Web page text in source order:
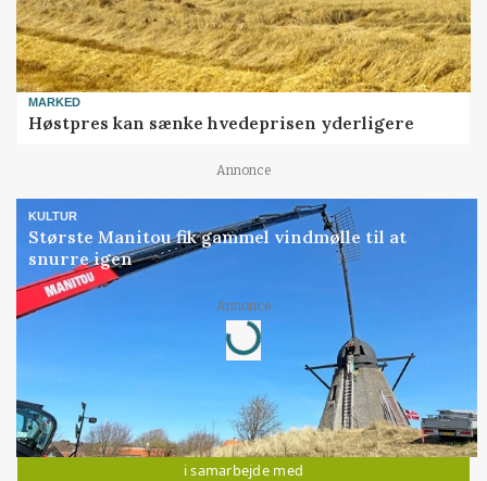
MARKED
Høstpres kan sænke hvedeprisen yderligere
Annonce
KULTUR
Største Manitou fik gammel vindmølle til at
snurre igen
Annonce
Loading...
Jobs
i samarbejde med